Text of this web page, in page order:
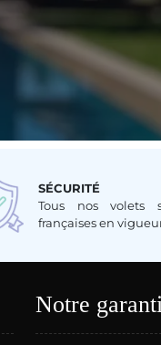
SÉCURITÉ
Tous nos volets
françaises en
Notre